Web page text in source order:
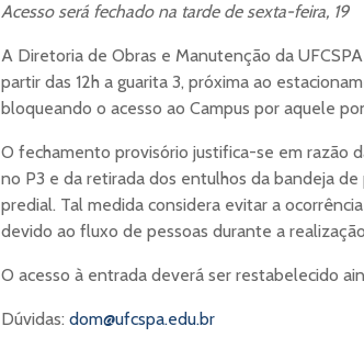
Acesso será fechado na tarde de sexta-feira, 19
A Diretoria de Obras e Manutenção da
partir das 12h a guarita 3, próxima ao
bloqueando o acesso ao Campus por aquele
O fechamento provisório justifica-se em razão
no P3 e da retirada dos entulhos da bandeja
predial. Tal medida considera evitar a
devido ao fluxo de pessoas durante a
O acesso à entrada deverá ser restabelecido
Dúvidas: dom@ufcspa.edu.br